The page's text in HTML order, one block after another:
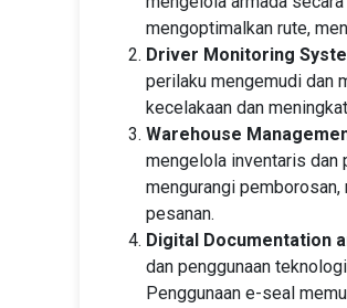
mengoptimalkan rute,
Driver Monitoring
perilaku mengemudi dan
kecelakaan dan
Warehouse
mengelola inventaris dan
mengurangi
pesanan.
Digital Documentation
dan penggunaan
Penggunaan e-seal